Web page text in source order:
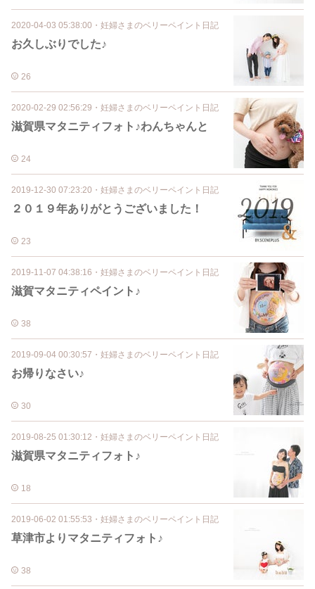
2020-04-03 05:38:00 ・ 妊婦さまのベリーペイント日記
お久しぶりでした♪
26
2020-02-29 02:56:29 ・ 妊婦さまのベリーペイント日記
滋賀県マタニティフォト♪わんちゃんと
24
2019-12-30 07:23:20 ・ 妊婦さまのベリーペイント日記
２０１９年ありがとうございました！
23
2019-11-07 04:38:16 ・ 妊婦さまのベリーペイント日記
滋賀マタニティペイント♪
38
2019-09-04 00:30:57 ・ 妊婦さまのベリーペイント日記
お帰りなさい♪
30
2019-08-25 01:30:12 ・ 妊婦さまのベリーペイント日記
滋賀県マタニティフォト♪
18
2019-06-02 01:55:53 ・ 妊婦さまのベリーペイント日記
草津市よりマタニティフォト♪
38